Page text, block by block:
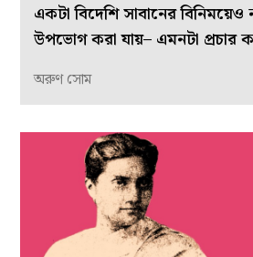
একটা বিদেশি সাবানের বিনিময়েও
উপভোগ করা যায়– এমনটা প্রচার
অরুণ সোম